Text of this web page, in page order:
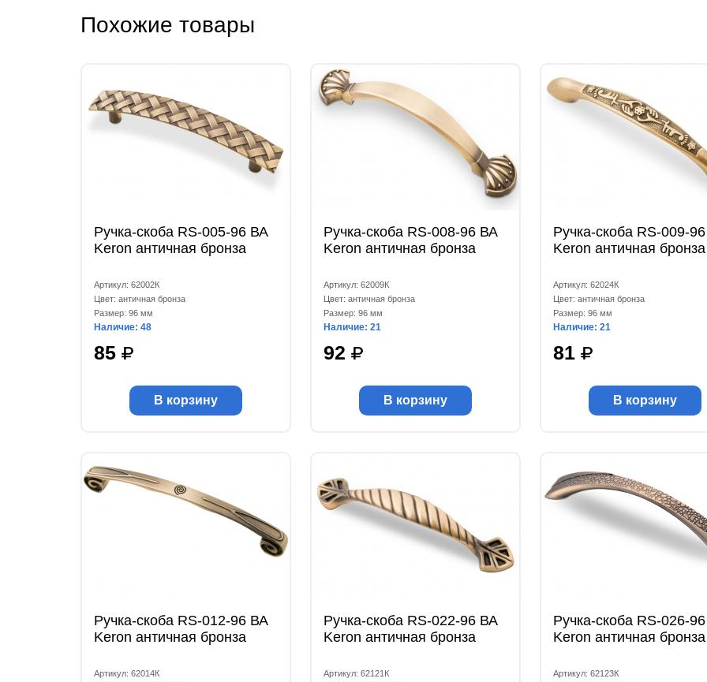
Похожие товары
Ручка-скоба RS-005-96 ВА
Keron античная бронза
Артикул: 62002К
Цвет: античная бронза
Размер: 96 мм
Наличие: 48
85
В корзину
Ручка-скоба RS-008-96 ВА
Keron античная бронза
Артикул: 62009К
Цвет: античная бронза
Размер: 96 мм
Наличие: 21
92
В корзину
Ручка-скоба RS-009-
Keron античная бронза
Артикул: 62024К
Цвет: античная бронза
Размер: 96 мм
Наличие: 21
81
В корзину
Ручка-скоба RS-012-96 ВА
Keron античная бронза
Артикул: 62014К
Ручка-скоба RS-022-96 ВА
Keron античная бронза
Артикул: 62121К
Ручка-скоба RS-026-
Keron античная бронза
Артикул: 62123К